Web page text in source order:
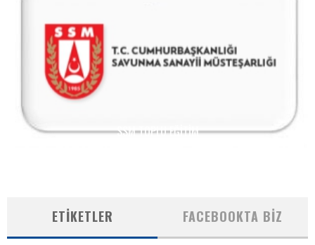
SSM TOPLU EĞITIM
ETIKETLER FACEBOOKTA BIZ